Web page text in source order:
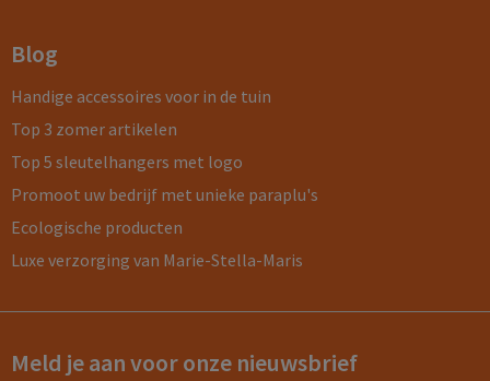
Blog
Handige accessoires voor in de tuin
Top 3 zomer artikelen
Top 5 sleutelhangers met logo
Promoot uw bedrijf met unieke paraplu's
Ecologische producten
Luxe verzorging van Marie-Stella-Maris
Meld je aan voor onze nieuwsbrief